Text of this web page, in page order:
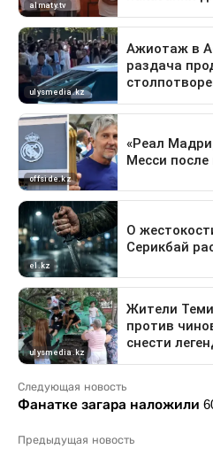
Следующая новость
Фанатке загара наложили
Предыдущая новость